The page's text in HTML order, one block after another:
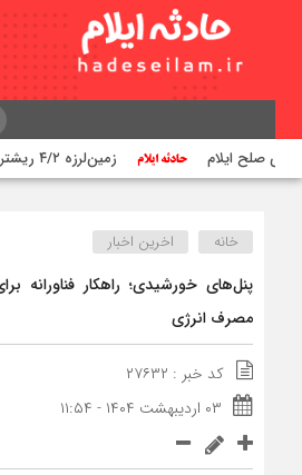
زمین‌لرزه ۴/۲ ریشتری دره شهر را لرزاند
خانه اخرین اخبار
پنل‌های خورشیدی؛ راهکار فناورانه
مصرف انرژی
کد خبر : ۲۷۶۳۲
۰۳ اردیبهشت ۱۴۰۴ - ۱۱:۵۴